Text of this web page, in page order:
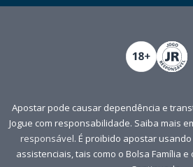
Apostar pode causar dependência e
Jogue com responsabilidade. Saiba mais
responsável. É proibido apostar
assistenciais, tais como o Bolsa Família